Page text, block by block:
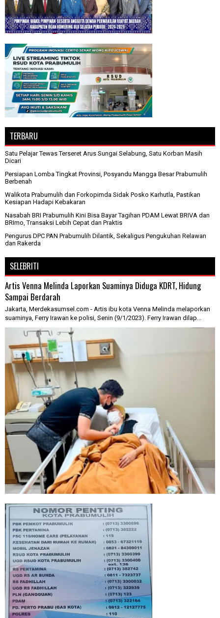
TERBARU
Satu Pelajar Tewas Terseret Arus Sungai Selabung, Satu Korban Masih
Dicari
Persiapan Lomba Tingkat Provinsi, Posyandu Mangga Besar Prabumulih
Berbenah
Walikota Prabumulih dan Forkopimda Sidak Posko Karhutla, Pastikan
Kesiapan Hadapi Kebakaran
Nasabah BRI Prabumulih Kini Bisa Bayar Tagihan PDAM Lewat BRIVA dan
BRImo, Transaksi Lebih Cepat dan Praktis
Pengurus DPC PAN Prabumulih Dilantik, Sekaligus Pengukuhan Relawan
dan Rakerda
SELEBRITI
Artis Venna Melinda Laporkan Suaminya Diduga KDRT, Hidung
Sampai Berdarah
Jakarta, Merdekasumsel.com - Artis ibu kota Venna Melinda melaporkan
suaminya, Ferry Irawan ke polisi, Senin (9/1/2023). Ferry Irawan dilap...